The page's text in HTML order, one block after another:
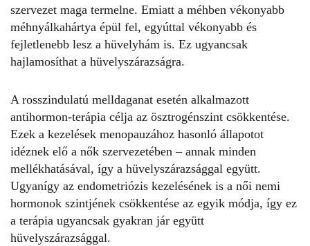
szervezet maga termelne. Emiatt a méhben vékonyabb
méhnyálkahártya épül fel, egyúttal vékonyabb és
fejletlenebb lesz a hüvelyhám is. Ez ugyancsak
hajlamosíthat a hüvelyszárazságra.
A rosszindulatú melldaganat esetén alkalmazott
antihormon-terápia célja az ösztrogénszint csökkentése.
Ezek a kezelések menopauzához hasonló állapotot
idéznek elő a nők szervezetében – annak minden
mellékhatásával, így a hüvelyszárazsággal együtt.
Ugyanígy az endometriózis kezelésének is a női nemi
hormonok szintjének csökkentése az egyik módja, így ez
a terápia ugyancsak gyakran jár együtt
hüvelyszárazsággal.